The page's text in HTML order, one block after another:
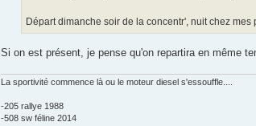
Départ dimanche soir de la concentr', nuit chez
Si on est présent, je pense qu'on repartira en même
La sportivité commence là ou le moteur diesel s'essouffle....
-205 rallye 1988
-508 sw féline 2014